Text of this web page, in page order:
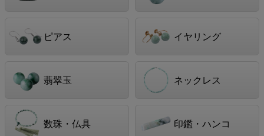
ピアス イヤリング
翡翠玉 ネックレス
数珠・仏具 印鑑・ハンコ